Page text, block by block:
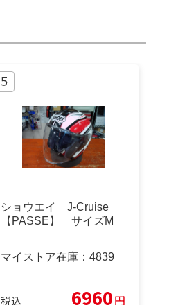
ショウエイ J-Cruise
【PASSE】 サイズM
マイストア在庫： 4839
税込 6960円